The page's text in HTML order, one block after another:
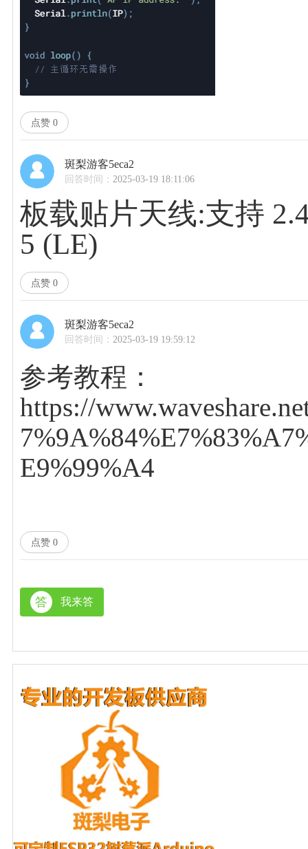
点赞 0
斑梨游客5eca2
回答时间：2025-03-19 18:11:06
板载贴片天线:支持
5 (LE)
点赞 0
斑梨游客5eca2
回答时间：2025-03-19 19:59:12
参考教程：
https://
E9%99%A4
点赞 0
答 我来答